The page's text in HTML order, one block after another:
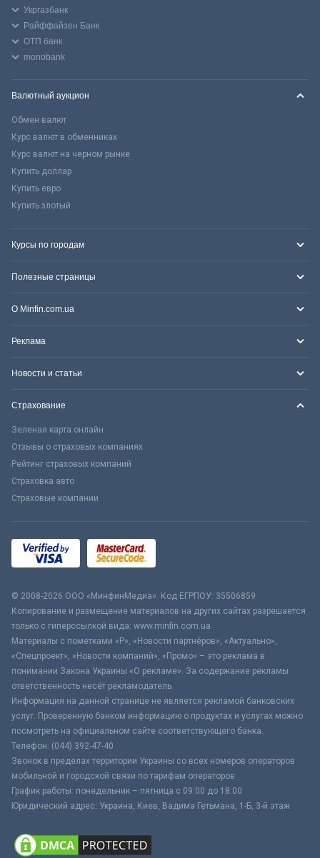
Укргазбанк
Райффайзен Банк
ОТП банк
monobank
Валютный аукцион
Обмен валют
Курс валют в обменниках
Курс валют на черном рынке
Купить доллар
Купить евро
Купить злотый
Курсы по городам
Полезные страницы
О Minfin.com.ua
Реклама
Новости и статьи
Страхование
Зеленая карта онлайн
Отзывы о страховых компаниях
Рейтинг страховых компаний
Страховка авто
Страховые компании
© 2008-2026 ООО «МинфинМедиа». Код ЕГРПОУ: 35506859
Копирование и размещение материалов на других сайтах разрешается
только с гиперссылкой вида: www.minfin.com.ua
Материалы с пометками «Р», «Новости партнёров», «Актуально»,
«Спецпроект», «Новости компаний», «Промо» – это реклама в
понимании Закона Украины «О рекламе». За содержание рекламы
ответственность несёт рекламодатель.
Информация на данной странице не является рекламой банковских
услуг. Проверенную банком информацию о продуктах и услугах можно
посмотреть на официальном сайте соответствующего банка.
Телефон: (044) 392-47-40
Звонок в пределах территории Украины со всех номеров операторов
мобильной и городской связи по тарифам операторов
График работы: понедельник – пятница с 09:00 до 18:00
Юридический адрес: Украина, Киев, Вадима Гетьмана, 1-Б, 3-й этаж